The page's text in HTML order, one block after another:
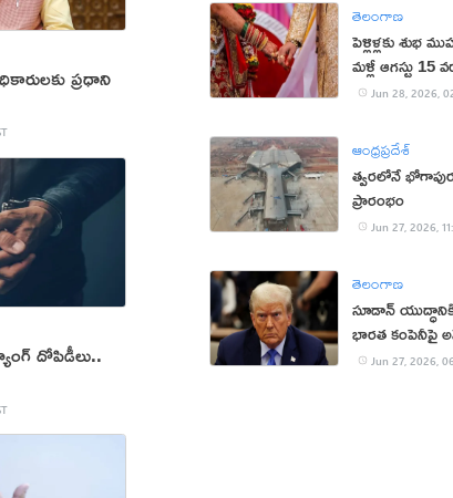
ప్రధాని
దోపిడీలు..
తెలంగాణ
పెళ్లిళ్లకు శుభ
మళ్లీ ఆగస్టు 15
పండితులు
Jun 28, 2026,
ఆంధ్రప్రదేశ్
త్వరలోనే
ప్రారంభం
Jun 27, 2026,
తెలంగాణ
సూడాన్
భారత కంపెనీపై
Jun 27, 2026,